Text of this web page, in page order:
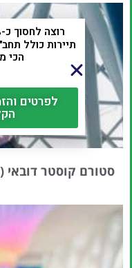
סטורם קוסטר דובאי (The Storm Coaster Dubai)
תיירות כולל
הכי